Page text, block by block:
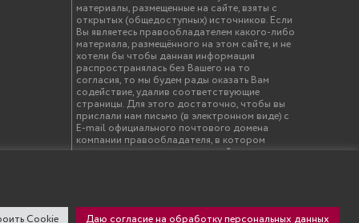
процессов. Авиация
«Шишкин мыс»
«Поколение Цифрового будущего»
будущего»
материалы, размещенные на сайте, взяты с
открытых (общедоступных) источников. Если
Вы являетесь правообладателем какого-либо
материала, размещённого на этом сайте, и не
хотели бы чтобы данная информация
распространялась без Вашего на то
согласия, то мы будем рады оказать Вам
содействие, удалив соответствующие
страницы. Для этого достаточно, чтобы вы
прислали нам письмо (в электронном виде) с
E-mail официального почтового домена
компании правообладателя, в котором
указали ссылки на страницы сайта, которые
Cookie Даю согласие на обработку персональных данных